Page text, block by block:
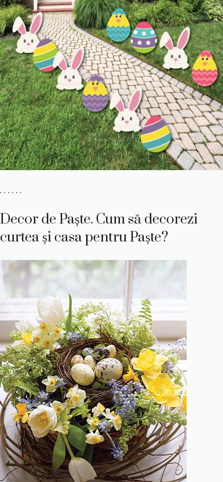
. . . . . .
Decor de Paște. Cum să decorezi
curtea și casa pentru Paște?